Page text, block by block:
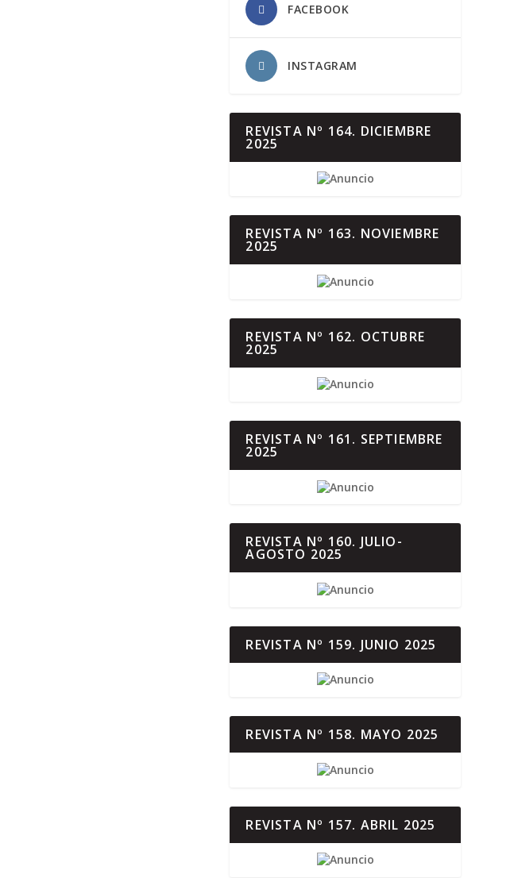
FACEBOOK
INSTAGRAM
REVISTA Nº 164. DICIEMBRE
2025
REVISTA Nº 163. NOVIEMBRE
2025
REVISTA Nº 162. OCTUBRE
2025
REVISTA Nº 161. SEPTIEMBRE
2025
REVISTA Nº 160. JULIO-
AGOSTO 2025
REVISTA Nº 159. JUNIO 2025
REVISTA Nº 158. MAYO 2025
REVISTA Nº 157. ABRIL 2025